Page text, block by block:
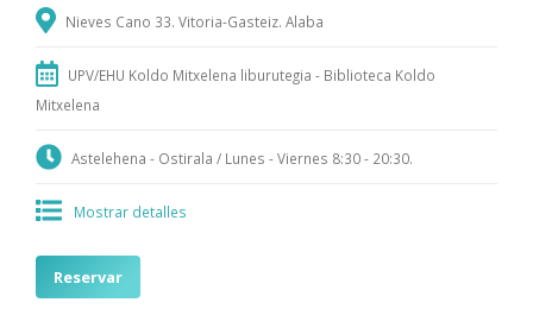
Nieves Cano 33. Vitoria-Gasteiz. Alaba
UPV/EHU Koldo Mitxelena liburutegia - Biblioteca Koldo
Mitxelena
Astelehena - Ostirala / Lunes - Viernes 8:30 - 20:30.
Mostrar detalles
Reservar